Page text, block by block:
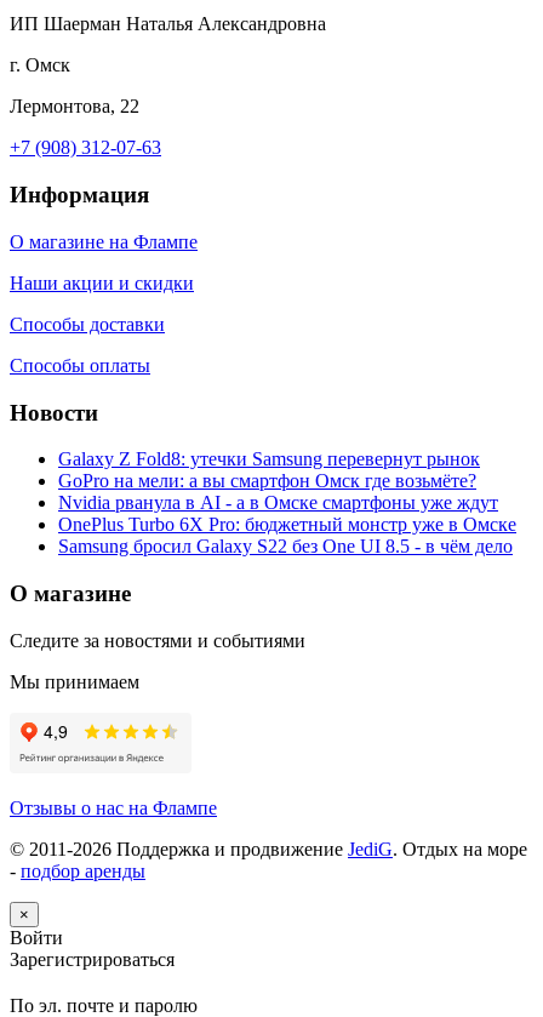
ИП Шаерман Наталья Александровна
г. Омск
Лермонтова, 22
+7 (908) 312-07-63
Информация
О магазине на Флампе
Наши акции и скидки
Способы доставки
Способы оплаты
Новости
Galaxy Z Fold8: утечки Samsung перевернут рынок
GoPro на мели: а вы смартфон Омск где возьмёте?
Nvidia рванула в AI - а в Омске смартфоны уже ждут
OnePlus Turbo 6X Pro: бюджетный монстр уже в Омске
Samsung бросил Galaxy S22 без One UI 8.5 - в чём дело
О магазине
Следите за новостями и событиями
Мы принимаем
Отзывы о нас на Флампе
© 2011-2026 Поддержка и продвижение JediG. Отдых на море
- подбор аренды
×
Войти
Зарегистрироваться
По эл. почте и паролю